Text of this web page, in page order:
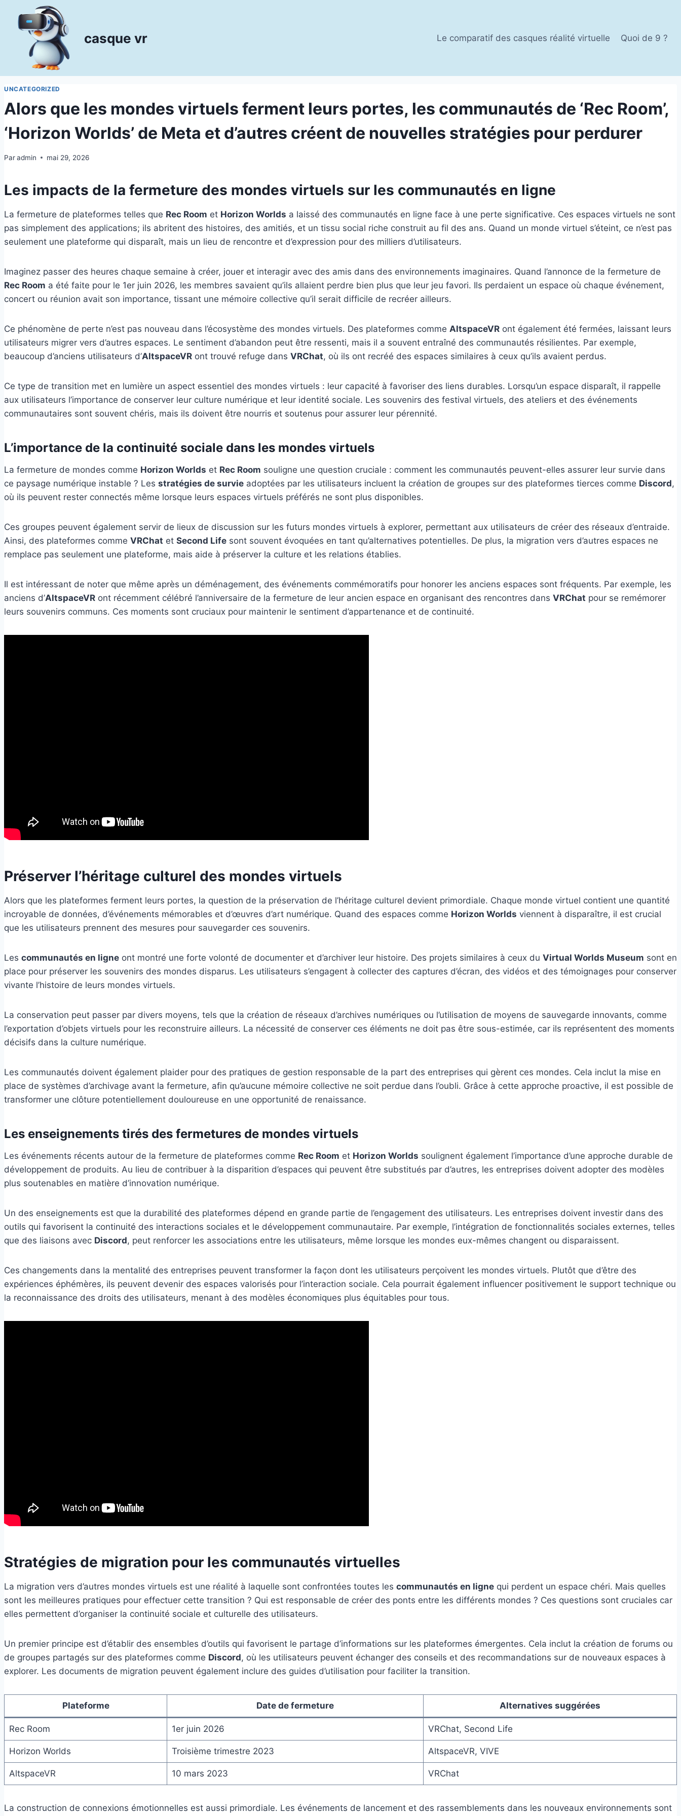
contenu
casque vr Le comparatif des casques réalité virtuelle Quoi de 9 ?
UNCATEGORIZED
Alors que les mondes virtuels ferment leurs portes, les communautés de ‘Rec Room’,
‘Horizon Worlds’ de Meta et d’autres créent de nouvelles stratégies pour perdurer
Paradmin mai 29, 2026
Les impacts de la fermeture des mondes virtuels sur les communautés en ligne
La fermeture de plateformes telles que Rec Room et Horizon Worlds a laissé des communautés en ligne face à une perte significative. Ces espaces virtuels ne sont
pas simplement des applications; ils abritent des histoires, des amitiés, et un tissu social riche construit au fil des ans. Quand un monde virtuel s’éteint, ce n’est pas
seulement une plateforme qui disparaît, mais un lieu de rencontre et d’expression pour des milliers d’utilisateurs.
Imaginez passer des heures chaque semaine à créer, jouer et interagir avec des amis dans des environnements imaginaires. Quand l’annonce de la fermeture de
Rec Room a été faite pour le 1er juin 2026, les membres savaient qu’ils allaient perdre bien plus que leur jeu favori. Ils perdaient un espace où chaque événement,
concert ou réunion avait son importance, tissant une mémoire collective qu’il serait difficile de recréer ailleurs.
Ce phénomène de perte n’est pas nouveau dans l’écosystème des mondes virtuels. Des plateformes comme AltspaceVR ont également été fermées, laissant leurs
utilisateurs migrer vers d’autres espaces. Le sentiment d’abandon peut être ressenti, mais il a souvent entraîné des communautés résilientes. Par exemple,
beaucoup d’anciens utilisateurs d’AltspaceVR ont trouvé refuge dans VRChat, où ils ont recréé des espaces similaires à ceux qu’ils avaient perdus.
Ce type de transition met en lumière un aspect essentiel des mondes virtuels : leur capacité à favoriser des liens durables. Lorsqu’un espace disparaît, il rappelle
aux utilisateurs l’importance de conserver leur culture numérique et leur identité sociale. Les souvenirs des festival virtuels, des ateliers et des événements
communautaires sont souvent chéris, mais ils doivent être nourris et soutenus pour assurer leur pérennité.
L’importance de la continuité sociale dans les mondes virtuels
La fermeture de mondes comme Horizon Worlds et Rec Room souligne une question cruciale : comment les communautés peuvent-elles assurer leur survie dans
ce paysage numérique instable ? Les stratégies de survie adoptées par les utilisateurs incluent la création de groupes sur des plateformes tierces comme Discord,
où ils peuvent rester connectés même lorsque leurs espaces virtuels préférés ne sont plus disponibles.
Ces groupes peuvent également servir de lieux de discussion sur les futurs mondes virtuels à explorer, permettant aux utilisateurs de créer des réseaux d’entraide.
Ainsi, des plateformes comme VRChat et Second Life sont souvent évoquées en tant qu’alternatives potentielles. De plus, la migration vers d’autres espaces ne
remplace pas seulement une plateforme, mais aide à préserver la culture et les relations établies.
Il est intéressant de noter que même après un déménagement, des événements commémoratifs pour honorer les anciens espaces sont fréquents. Par exemple, les
anciens d’AltspaceVR ont récemment célébré l’anniversaire de la fermeture de leur ancien espace en organisant des rencontres dans VRChat pour se remémorer
leurs souvenirs communs. Ces moments sont cruciaux pour maintenir le sentiment d’appartenance et de continuité.
Préserver l’héritage culturel des mondes virtuels
Alors que les plateformes ferment leurs portes, la question de la préservation de l’héritage culturel devient primordiale. Chaque monde virtuel contient une quantité
incroyable de données, d’événements mémorables et d’œuvres d’art numérique. Quand des espaces comme Horizon Worlds viennent à disparaître, il est crucial
que les utilisateurs prennent des mesures pour sauvegarder ces souvenirs.
Les communautés en ligne ont montré une forte volonté de documenter et d’archiver leur histoire. Des projets similaires à ceux du Virtual Worlds Museum sont en
place pour préserver les souvenirs des mondes disparus. Les utilisateurs s’engagent à collecter des captures d’écran, des vidéos et des témoignages pour conserver
vivante l’histoire de leurs mondes virtuels.
La conservation peut passer par divers moyens, tels que la création de réseaux d’archives numériques ou l’utilisation de moyens de sauvegarde innovants, comme
l’exportation d’objets virtuels pour les reconstruire ailleurs. La nécessité de conserver ces éléments ne doit pas être sous-estimée, car ils représentent des moments
décisifs dans la culture numérique.
Les communautés doivent également plaider pour des pratiques de gestion responsable de la part des entreprises qui gèrent ces mondes. Cela inclut la mise en
place de systèmes d’archivage avant la fermeture, afin qu’aucune mémoire collective ne soit perdue dans l’oubli. Grâce à cette approche proactive, il est possible de
transformer une clôture potentiellement douloureuse en une opportunité de renaissance.
Les enseignements tirés des fermetures de mondes virtuels
Les événements récents autour de la fermeture de plateformes comme Rec Room et Horizon Worlds soulignent également l’importance d’une approche durable de
développement de produits. Au lieu de contribuer à la disparition d’espaces qui peuvent être substitués par d’autres, les entreprises doivent adopter des modèles
plus soutenables en matière d’innovation numérique.
Un des enseignements est que la durabilité des plateformes dépend en grande partie de l’engagement des utilisateurs. Les entreprises doivent investir dans des
outils qui favorisent la continuité des interactions sociales et le développement communautaire. Par exemple, l’intégration de fonctionnalités sociales externes, telles
que des liaisons avec Discord, peut renforcer les associations entre les utilisateurs, même lorsque les mondes eux-mêmes changent ou disparaissent.
Ces changements dans la mentalité des entreprises peuvent transformer la façon dont les utilisateurs perçoivent les mondes virtuels. Plutôt que d’être des
expériences éphémères, ils peuvent devenir des espaces valorisés pour l’interaction sociale. Cela pourrait également influencer positivement le support technique ou
la reconnaissance des droits des utilisateurs, menant à des modèles économiques plus équitables pour tous.
Stratégies de migration pour les communautés virtuelles
La migration vers d’autres mondes virtuels est une réalité à laquelle sont confrontées toutes les communautés en ligne qui perdent un espace chéri. Mais quelles
sont les meilleures pratiques pour effectuer cette transition ? Qui est responsable de créer des ponts entre les différents mondes ? Ces questions sont cruciales car
elles permettent d’organiser la continuité sociale et culturelle des utilisateurs.
Un premier principe est d’établir des ensembles d’outils qui favorisent le partage d’informations sur les plateformes émergentes. Cela inclut la création de forums ou
de groupes partagés sur des plateformes comme Discord, où les utilisateurs peuvent échanger des conseils et des recommandations sur de nouveaux espaces à
explorer. Les documents de migration peuvent également inclure des guides d’utilisation pour faciliter la transition.
Plateforme Date de fermeture Alternatives suggérées
Rec Room 1er juin 2026 VRChat, Second Life
Horizon Worlds Troisième trimestre 2023 AltspaceVR, VIVE
AltspaceVR 10 mars 2023 VRChat
La construction de connexions émotionnelles est aussi primordiale. Les événements de lancement et des rassemblements dans les nouveaux environnements sont